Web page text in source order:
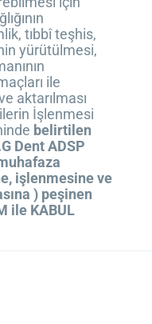
tıbbî teşhis,
yürütülmesi,
ile
aktarılması
İşlenmesi
belirtilen
Dent ADSP
işlenmesine ve
) peşinen
ile KABUL